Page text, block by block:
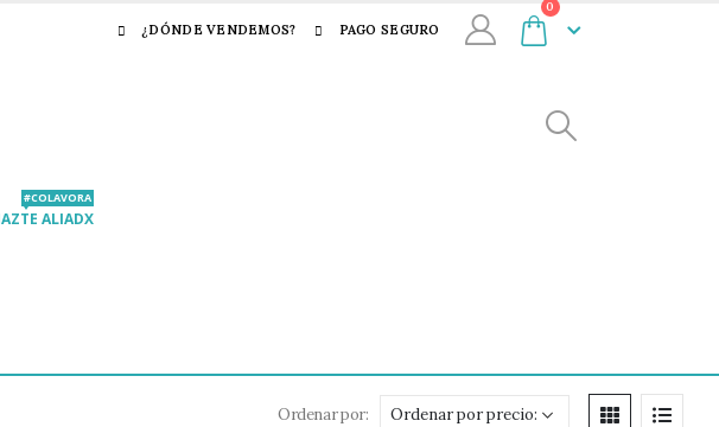
¿DÓNDE VENDEMOS? PAGO SEGURO
0
ALIADX
#COLAVORA
Ordenar por: